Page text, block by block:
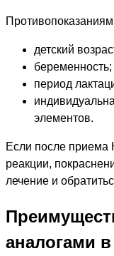
детский
беременность;
период
элементов.
Если после приема
реакции,
лечение и
аналогами